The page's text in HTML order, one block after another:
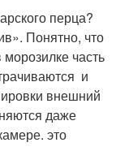
перца?
Понятно, что
часть
и
внешний
даже
это